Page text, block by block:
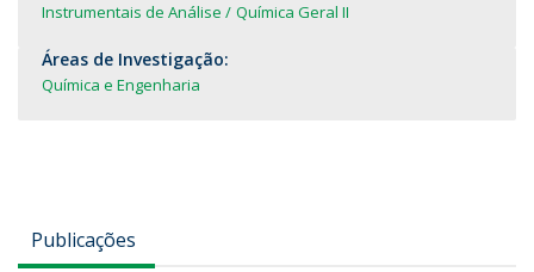
Instrumentais de Análise
Química Geral II
Áreas de Investigação:
Química e Engenharia
Publicações